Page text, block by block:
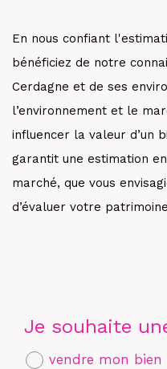
En nous confiant
bénéficiez de notre
Cerdagne et de ses
l’environnement et le
influencer la valeur d’un
garantit une estimation
marché, que vous
d’évaluer votre
Je souhaite
vendre mon bien